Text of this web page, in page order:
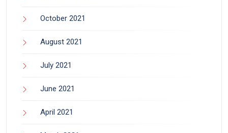
October 2021
August 2021
July 2021
June 2021
April 2021